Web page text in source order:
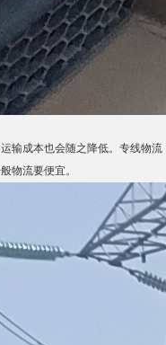
输成本也会随之降低。专线物流
物流要便宜。